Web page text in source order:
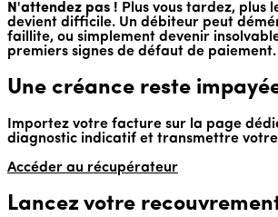
N'attendez pas ! Plus vous tardez, plus
devient difficile. Un débiteur peut
faillite, ou simplement devenir
premiers signes de défaut de paiement.
Une créance reste
Importez votre facture sur la page
diagnostic indicatif et transmettre votre
Accéder au récupérateur
Lancez votre